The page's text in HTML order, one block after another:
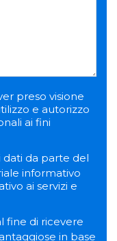
preso visione
e autorizzo
ai fini
dati da parte del
informativo
ai servizi e
fine di ricevere
in base